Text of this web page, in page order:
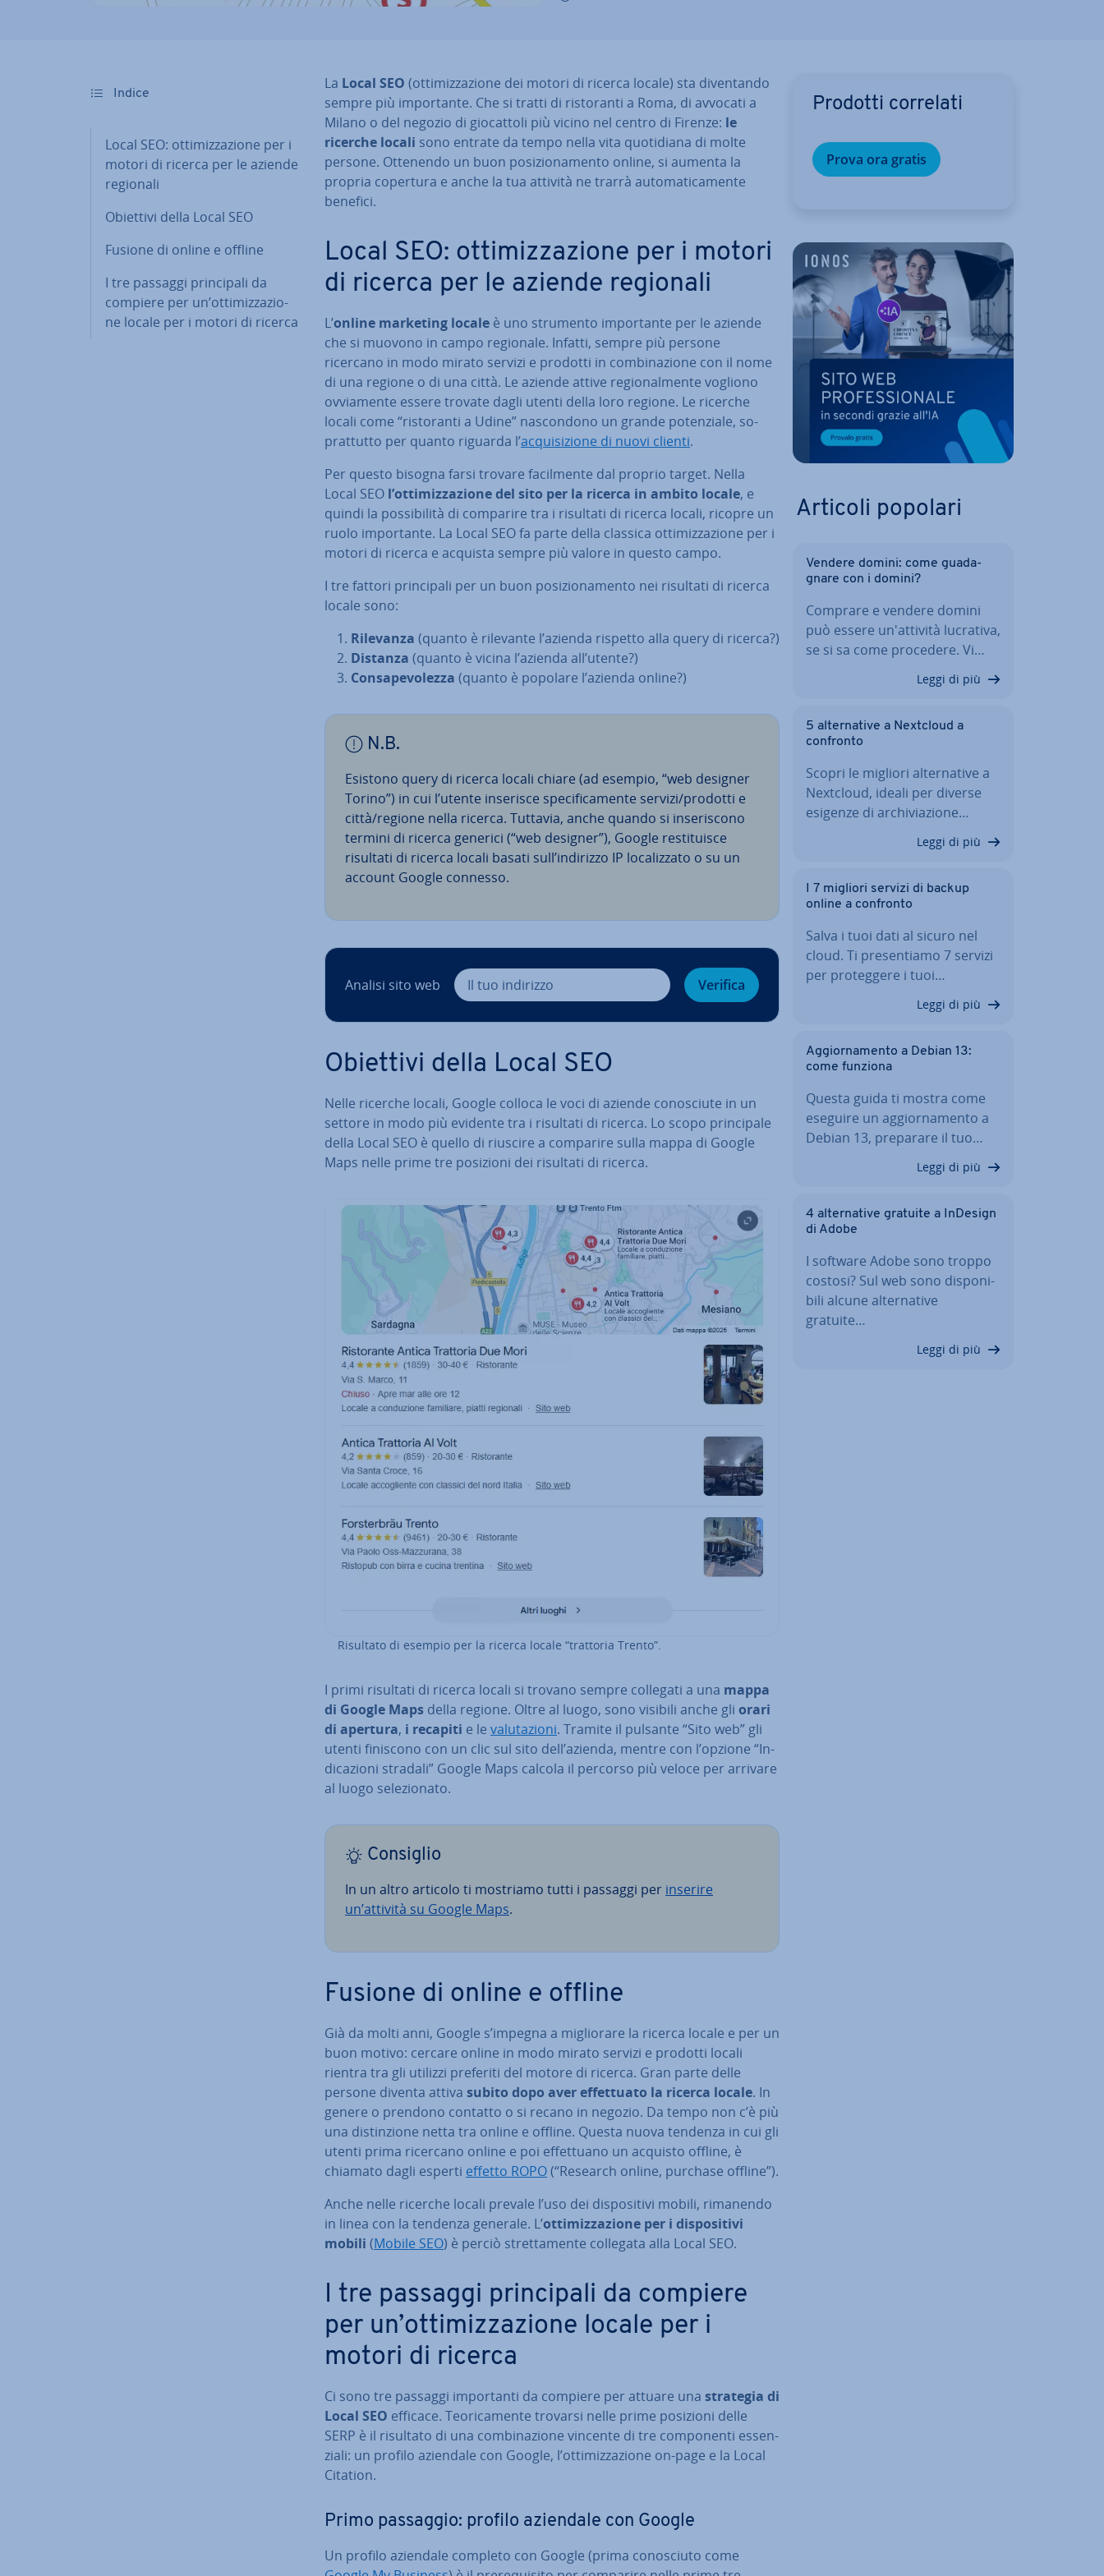
Indice
Local SEO: ot­ti­miz­za­zio­ne per i
motori di ricerca per le aziende
regionali
Obiettivi della Local SEO
Fusione di online e offline
I tre passaggi prin­ci­pa­li da
compiere per un’ot­ti­miz­za­zio­
ne locale per i motori di ricerca
La Local SEO (ot­ti­miz­za­zio­ne dei motori di ricerca locale) sta di­ven­tan­do
sempre più im­por­tan­te. Che si tratti di ri­sto­ran­ti a Roma, di avvocati a
Milano o del negozio di gio­cat­to­li più vicino nel centro di Firenze: le
ricerche locali sono entrate da tempo nella vita quo­ti­dia­na di molte
persone. Ottenendo un buon po­si­zio­na­men­to online, si aumenta la
propria copertura e anche la tua attività ne trarrà au­to­ma­ti­ca­men­te
benefici.
Local SEO: ot­ti­miz­za­zio­ne per i motori
di ricerca per le aziende regionali
L’online marketing locale è uno strumento im­por­tan­te per le aziende
che si muovono in campo regionale. Infatti, sempre più persone
ricercano in modo mirato servizi e prodotti in com­bi­na­zio­ne con il nome
di una regione o di una città. Le aziende attive re­gio­nal­men­te vogliono
ov­via­men­te essere trovate dagli utenti della loro regione. Le ricerche
locali come “ri­sto­ran­ti a Udine” na­scon­do­no un grande po­ten­zia­le, so­
prat­tut­to per quanto riguarda l’ac­qui­si­zio­ne di nuovi clienti.
Per questo bisogna farsi trovare fa­cil­men­te dal proprio target. Nella
Local SEO l’ot­ti­miz­za­zio­ne del sito per la ricerca in ambito locale, e
quindi la pos­si­bi­li­tà di comparire tra i risultati di ricerca locali, ricopre un
ruolo im­por­tan­te. La Local SEO fa parte della classica ot­ti­miz­za­zio­ne per i
motori di ricerca e acquista sempre più valore in questo campo.
I tre fattori prin­ci­pa­li per un buon po­si­zio­na­men­to nei risultati di ricerca
locale sono:
Rilevanza (quanto è rilevante l’azienda rispetto alla query di ricerca?)
Distanza (quanto è vicina l’azienda all’utente?)
Con­sa­pe­vo­lez­za (quanto è popolare l’azienda online?)
N.B.
Esistono query di ricerca locali chiare (ad esempio, “web designer
Torino”) in cui l’utente inserisce spe­ci­fi­ca­men­te servizi/prodotti e
città/regione nella ricerca. Tuttavia, anche quando si in­se­ri­sco­no
termini di ricerca generici (“web designer”), Google re­sti­tui­sce
risultati di ricerca locali basati sull’indirizzo IP lo­ca­liz­za­to o su un
account Google connesso.
Analisi sito web Verifica
Obiettivi della Local SEO
Nelle ricerche locali, Google colloca le voci di aziende co­no­sciu­te in un
settore in modo più evidente tra i risultati di ricerca. Lo scopo prin­ci­pa­le
della Local SEO è quello di riuscire a comparire sulla mappa di Google
Maps nelle prime tre posizioni dei risultati di ricerca.
Risultato di esempio per la ricerca locale “trattoria Trento”.
I primi risultati di ricerca locali si trovano sempre collegati a una mappa
di Google Maps della regione. Oltre al luogo, sono visibili anche gli orari
di apertura, i recapiti e le va­lu­ta­zio­ni. Tramite il pulsante “Sito web” gli
utenti finiscono con un clic sul sito dell’azienda, mentre con l’opzione “In­
di­ca­zio­ni stradali” Google Maps calcola il percorso più veloce per arrivare
al luogo se­le­zio­na­to.
Consiglio
In un altro articolo ti mostriamo tutti i passaggi per inserire
un’attività su Google Maps.
Fusione di online e offline
Già da molti anni, Google s’impegna a mi­glio­ra­re la ricerca locale e per un
buon motivo: cercare online in modo mirato servizi e prodotti locali
rientra tra gli utilizzi preferiti del motore di ricerca. Gran parte delle
persone diventa attiva subito dopo aver ef­fet­tua­to la ricerca locale. In
genere o prendono contatto o si recano in negozio. Da tempo non c’è più
una di­stin­zio­ne netta tra online e offline. Questa nuova tendenza in cui gli
utenti prima ricercano online e poi ef­fet­tua­no un acquisto offline, è
chiamato dagli esperti effetto ROPO(“Research online, purchase offline”).
Anche nelle ricerche locali prevale l’uso dei di­spo­si­ti­vi mobili, rimanendo
in linea con la tendenza generale. L’ot­ti­miz­za­zio­ne per i di­spo­si­ti­vi
mobili (Mobile SEO) è perciò stret­ta­men­te collegata alla Local SEO.
I tre passaggi prin­ci­pa­li da compiere
per un’ot­ti­miz­za­zio­ne locale per i
motori di ricerca
Ci sono tre passaggi im­por­tan­ti da compiere per attuare una strategia di
Local SEO efficace. Teo­ri­ca­men­te trovarsi nelle prime posizioni delle
SERP è il risultato di una com­bi­na­zio­ne vincente di tre com­po­nen­ti es­sen­
zia­li: un profilo aziendale con Google, l’ot­ti­miz­za­zio­ne on-page e la Local
Citation.
Primo passaggio: profilo aziendale con Google
Un profilo aziendale completo con Google (prima co­no­sciu­to come
Prodotti correlati
Prova ora gratis
Articoli popolari
Vendere domini: come gua­da­
gna­re con i domini?
Comprare e vendere domini
può essere un'at­ti­vi­tà lucrativa,
se si sa come procedere. Vi…
Leggi di più
5 al­ter­na­ti­ve a Nextcloud a
confronto
Scopri le migliori al­ter­na­ti­ve a
Nextcloud, ideali per diverse
esigenze di ar­chi­via­zio­ne…
Leggi di più
I 7 migliori servizi di backup
online a confronto
Salva i tuoi dati al sicuro nel
cloud. Ti pre­sen­tia­mo 7 servizi
per pro­teg­ge­re i tuoi…
Leggi di più
Ag­gior­na­men­to a Debian 13:
come funziona
Questa guida ti mostra come
eseguire un ag­gior­na­men­to a
Debian 13, preparare il tuo…
Leggi di più
4 al­ter­na­ti­ve gratuite a InDesign
di Adobe
I software Adobe sono troppo
costosi? Sul web sono di­spo­ni­
bi­li alcune al­ter­na­ti­ve
gratuite…
Leggi di più